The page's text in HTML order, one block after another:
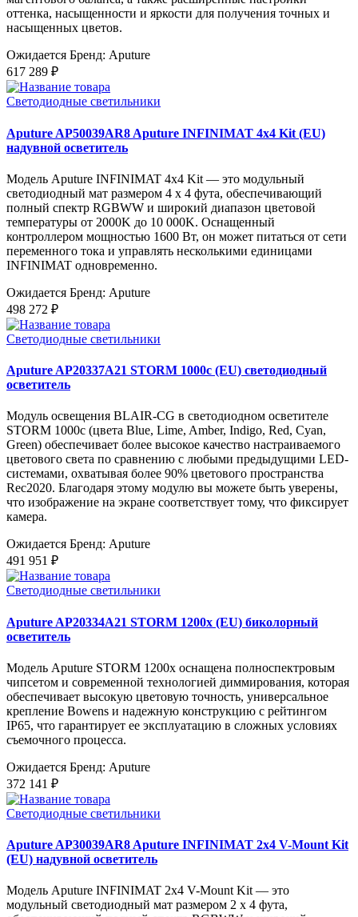
оттенка, насыщенности и яркости для получения точных и
насыщенных цветов.
Ожидается Бренд: Aputure
617 289 ₽
Светодиодные светильники
Aputure AP50039AR8 Aputure INFINIMAT 4x4 Kit (EU)
надувной осветитель
Модель Aputure INFINIMAT 4x4 Kit — это модульный
светодиодный мат размером 4 x 4 фута, обеспечивающий
полный спектр RGBWW и широкий диапазон цветовой
температуры от 2000K до 10 000K. Оснащенный
контроллером мощностью 1600 Вт, он может питаться от сети
переменного тока и управлять несколькими единицами
INFINIMAT одновременно.
Ожидается Бренд: Aputure
498 272 ₽
Светодиодные светильники
Aputure AP20337A21 STORM 1000c (EU) светодиодный
осветитель
Модуль освещения BLAIR-CG в светодиодном осветителе
STORM 1000c (цвета Blue, Lime, Amber, Indigo, Red, Cyan,
Green) обеспечивает более высокое качество настраиваемого
цветового света по сравнению с любыми предыдущими LED-
системами, охватывая более 90% цветового пространства
Rec2020. Благодаря этому модулю вы можете быть уверены,
что изображение на экране соответствует тому, что фиксирует
камера.
Ожидается Бренд: Aputure
491 951 ₽
Светодиодные светильники
Aputure AP20334A21 STORM 1200x (EU) биколорный
осветитель
Модель Aputure STORM 1200x оснащена полноспектровым
чипсетом и современной технологией диммирования, которая
обеспечивает высокую цветовую точность, универсальное
крепление Bowens и надежную конструкцию с рейтингом
IP65, что гарантирует ее эксплуатацию в сложных условиях
съемочного процесса.
Ожидается Бренд: Aputure
372 141 ₽
Светодиодные светильники
Aputure AP30039AR8 Aputure INFINIMAT 2x4 V-Mount Kit
(EU) надувной осветитель
Модель Aputure INFINIMAT 2x4 V-Mount Kit — это
модульный светодиодный мат размером 2 x 4 фута,